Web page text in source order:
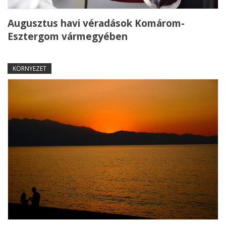
Augusztus havi véradások Komárom-
Esztergom vármegyében
KÖRNYEZET